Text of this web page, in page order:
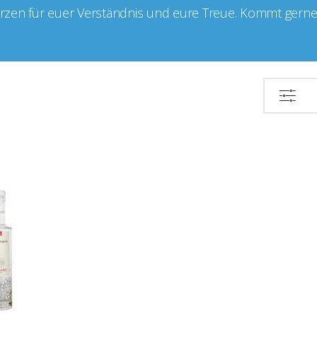
für euer Verständnis und eure Treue. Kommt